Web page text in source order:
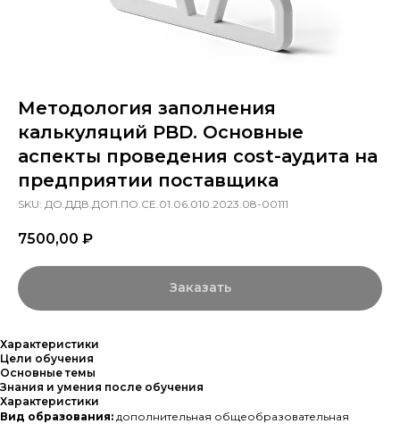
Методология заполнения
калькуляций PBD. Основные
аспекты проведения cost-аудита на
предприятии поставщика
SKU: ДО.ДДВ.ДОП.ПО.СЕ.01.06.010.2023.08-00111
7500,00 ₽
Заказать
Характеристики
Цели обучения
Основные темы
Знания и умения после обучения
Характеристики
Вид образования: дополнительная общеобразовательная